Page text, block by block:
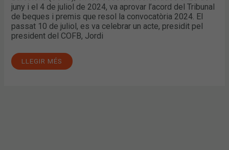
juny i el 4 de juliol de 2024, va aprovar l’acord del Tribunal
de beques i premis que resol la convocatòria 2024. El
passat 10 de juliol, es va celebrar un acte, presidit pel
president del COFB, Jordi
LLEGIR MÉS